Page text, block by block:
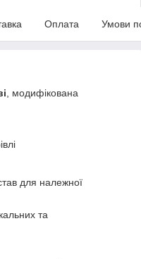
Оплата Умови
, модифікована
для належної
та